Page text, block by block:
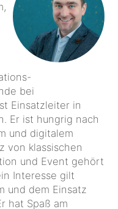
bei
Einsatzleiter in
Er ist hungrig nach
und digitalem
von klassischen
und Event gehört
Interesse gilt
und dem Einsatz
hat Spaß am